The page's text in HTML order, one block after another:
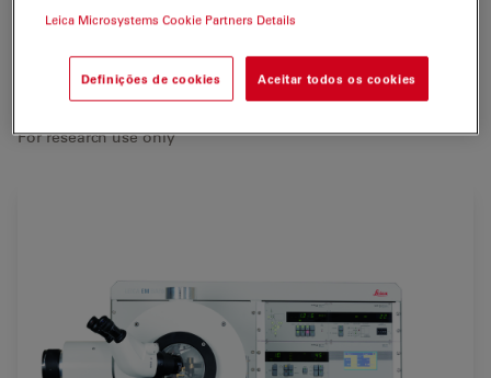
sistema de transferência de bloqueio de carga.<nl />
Para uso exclusivo em pesquisas
For research use only
Leica Microsystems Cookie Partners Details
Definições de cookies Aceitar todos os cookies